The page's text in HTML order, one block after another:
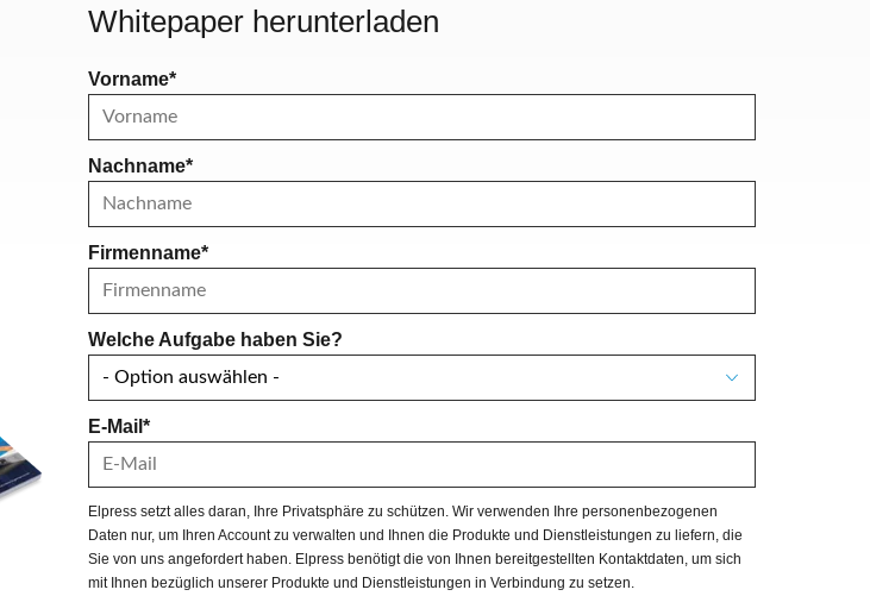
Whitepaper herunterladen
Vorname*
Nachname*
Firmenname*
Welche Aufgabe haben Sie?
E-Mail *
Elpress setzt alles daran, Ihre Privatsphäre zu schützen. Wir verwenden Ihre personenbezogenen
Daten nur, um Ihren Account zu verwalten und Ihnen die Produkte und Dienstleistungen zu liefern, die
Sie von uns angefordert haben. Elpress benötigt die von Ihnen bereitgestellten Kontaktdaten, um sich
mit Ihnen bezüglich unserer Produkte und Dienstleistungen in Verbindung zu setzen.